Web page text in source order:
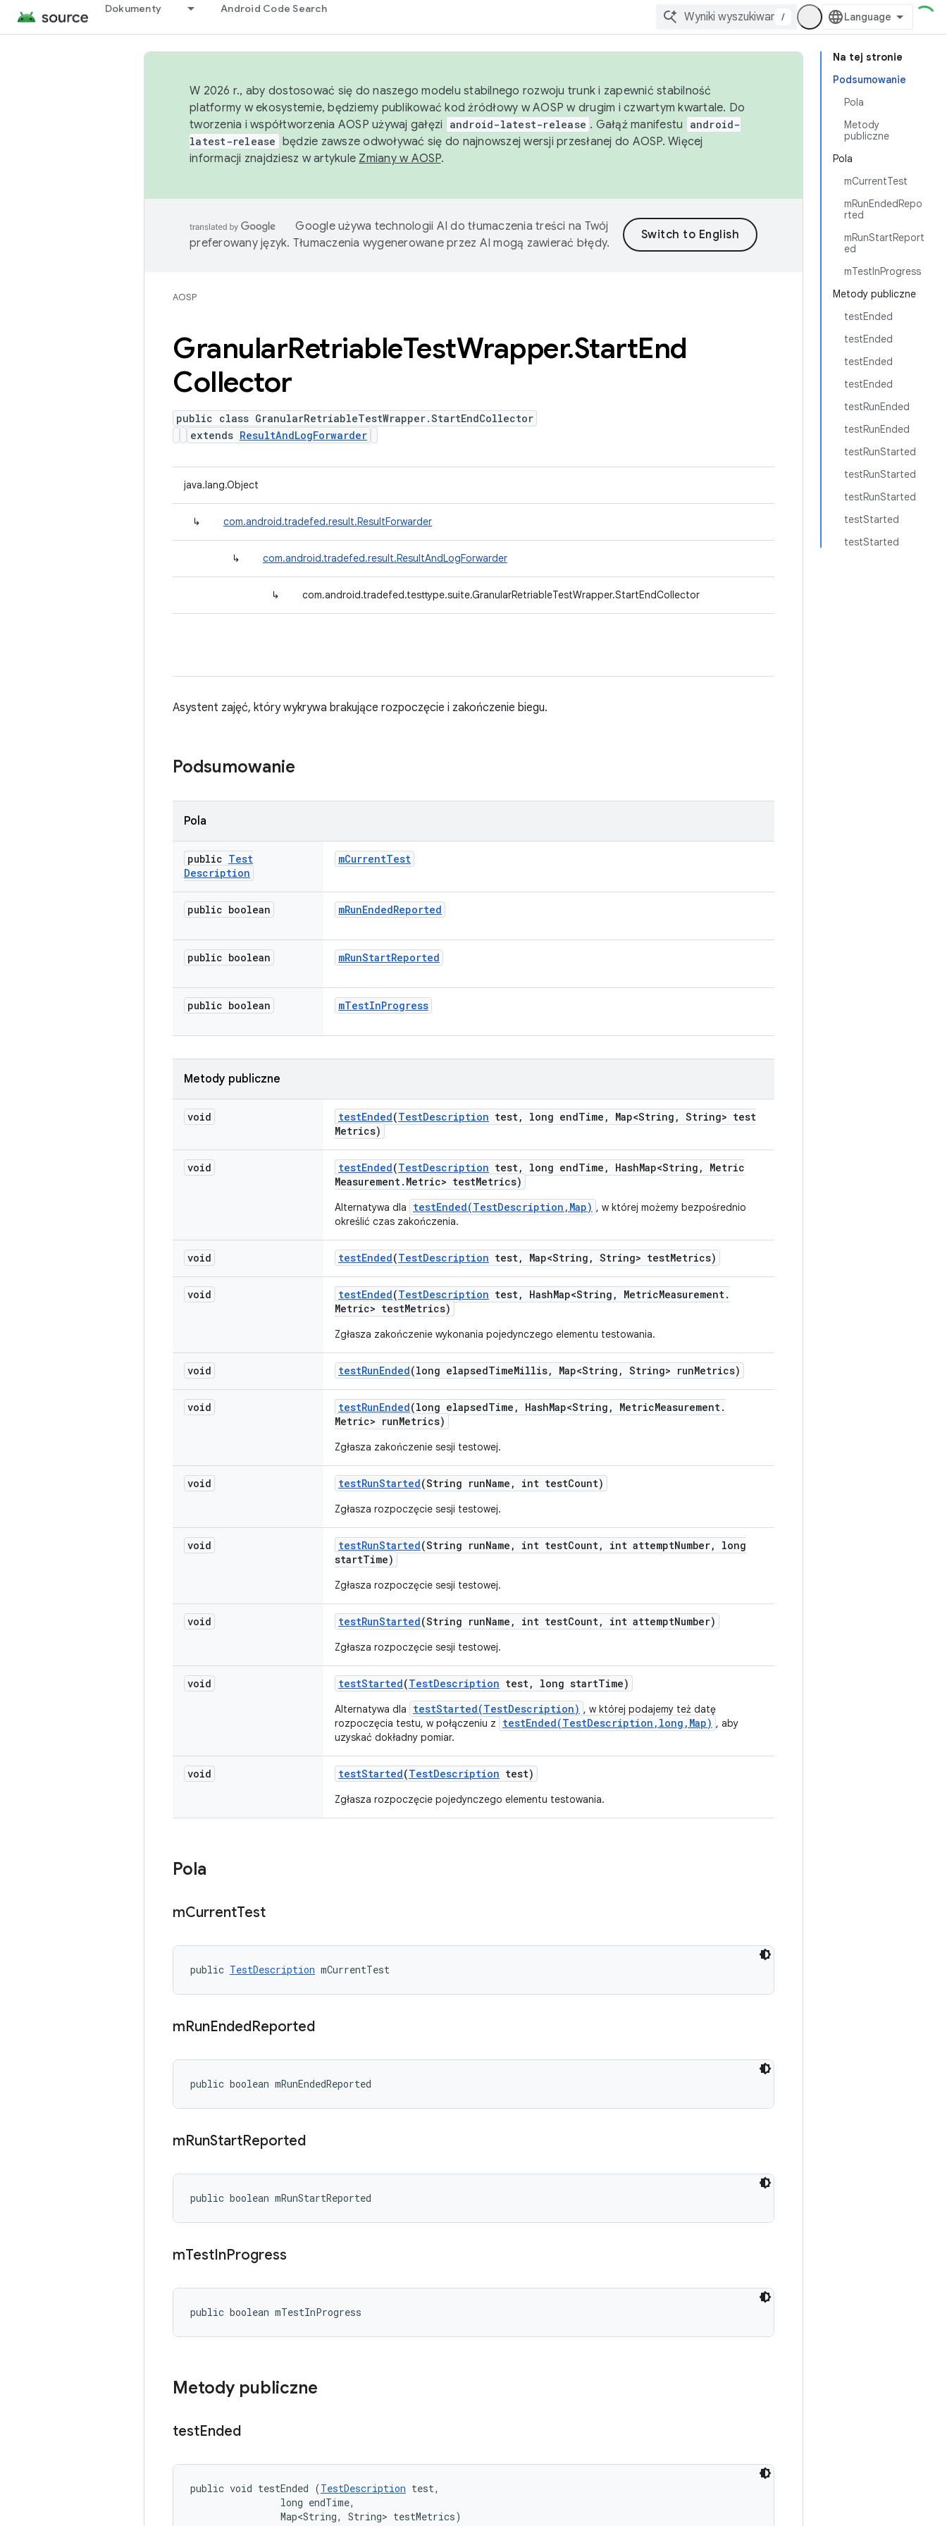
Dokumenty Android Code Search
/
Na tej stronie
Podsumowanie
Pola
Metody
publiczne
Pola
mCurrentTest
mRunEndedRepo
rted
mRunStartReport
ed
mTestInProgress
Metody publiczne
testEnded
testEnded
testEnded
testEnded
testRunEnded
testRunEnded
testRunStarted
testRunStarted
testRunStarted
testStarted
testStarted
W 2026 r., aby dostosować się do naszego modelu stabilnego rozwoju trunk i zapewnić stabilność
platformy w ekosystemie, będziemy publikować kod źródłowy w AOSP w drugim i czwartym kwartale. Do
tworzenia i współtworzenia AOSP używaj gałęzi
android-latest-release . Gałąź manifestu
android-
latest-release będzie zawsze odwoływać się do najnowszej wersji przesłanej do AOSP. Więcej
informacji znajdziesz w artykule Zmiany w AOSP.
Google używa technologii AI do tłumaczenia treści na Twój
preferowany język. Tłumaczenia wygenerowane przez AI mogą zawierać błędy.
AOSP
GranularRetriableTestWrapper.StartEnd
Collector
public class GranularRetriableTestWrapper.StartEndCollector
extends ResultAndLogForwarder
java.lang.Object
↳ com.android.tradefed.result.ResultForwarder
↳ com.android.tradefed.result.ResultAndLogForwarder
↳ com.android.tradefed.testtype.suite.GranularRetriableTestWrapper.StartEndCollector
Asystent zajęć, który wykrywa brakujące rozpoczęcie i zakończenie biegu.
Podsumowanie
Pola
public Test
Description
mCurrentTest
public boolean mRunEndedReported
public boolean mRunStartReported
public boolean mTestInProgress
Metody publiczne
void testEnded(TestDescription test, long endTime , Map<String , String> test
Metrics)
void testEnded(TestDescription test, long endTime , HashMap<String ,
Metric
Measurement. Metric> testMetrics)
Alternatywa dla testEnded(TestDescription,Map) , w której możemy bezpośrednio
określić czas zakończenia.
void testEnded(TestDescription test, Map<String , String> testMetrics)
void testEnded(TestDescription test, HashMap<String , MetricMeasurement.
Metric> testMetrics)
Zgłasza zakończenie wykonania pojedynczego elementu testowania.
void testRunEnded(long elapsedTimeMillis, Map<String , String> runMetrics)
void testRunEnded(long elapsedTime , HashMap<String , MetricMeasurement.
Metric> runMetrics)
Zgłasza zakończenie sesji testowej.
void testRunStarted(String runName , int testCount)
Zgłasza rozpoczęcie sesji testowej.
void testRunStarted(String runName , int testCount, int attemptNumber,
long
startTime)
Zgłasza rozpoczęcie sesji testowej.
void testRunStarted(String runName , int testCount, int attemptNumber)
Zgłasza rozpoczęcie sesji testowej.
void testStarted(TestDescription test, long startTime)
Alternatywa dla testStarted(TestDescription) , w której podajemy też datę
rozpoczęcia testu, w połączeniu z
testEnded(TestDescription,long,Map) , aby
uzyskać dokładny pomiar.
void testStarted(TestDescription test)
Zgłasza rozpoczęcie pojedynczego elementu testowania.
Pola
mCurrentTest
public TestDescription mCurrentTest
mRunEndedReported
public boolean mRunEndedReported
mRunStartReported
public boolean mRunStartReported
mTestInProgress
public boolean mTestInProgress
Metody publiczne
testEnded
public void testEnded (TestDescription test,
                long endTime,
                Map<String, String> testMetrics)